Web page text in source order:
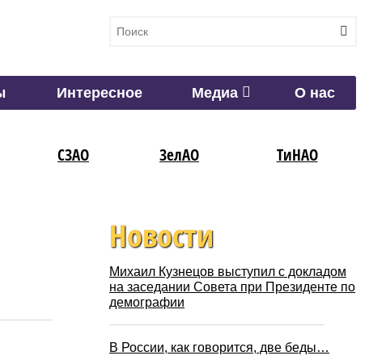
Интересное Медиа О нас
СЗАО ЗелАО ТиНАО
Новости
Михаил Кузнецов выступил с докладом
на заседании Совета при Президенте по
демографии
В России, как говорится, две беды…